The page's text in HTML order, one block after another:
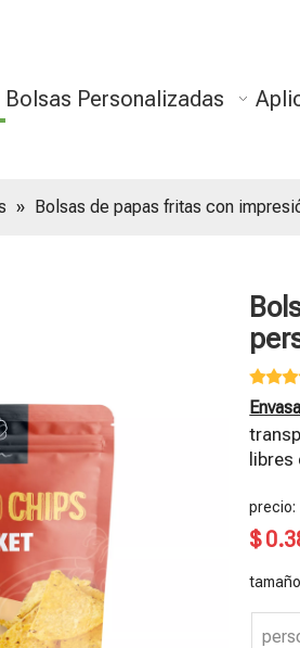
Bolsas Personalizadas
» Bolsas de papas fritas con
libres
precio:
$